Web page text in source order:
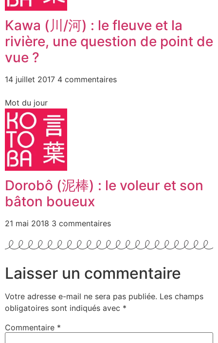
Kawa (川/河) : le fleuve et la
rivière, une question de point de
vue ?
14 juillet 2017 4 commentaires
Mot du jour
Dorobô (泥棒) : le voleur et son
bâton boueux
21 mai 2018 3 commentaires
Laisser un commentaire
Votre adresse e-mail ne sera pas publiée. Les champs
obligatoires sont indiqués avec *
Commentaire *